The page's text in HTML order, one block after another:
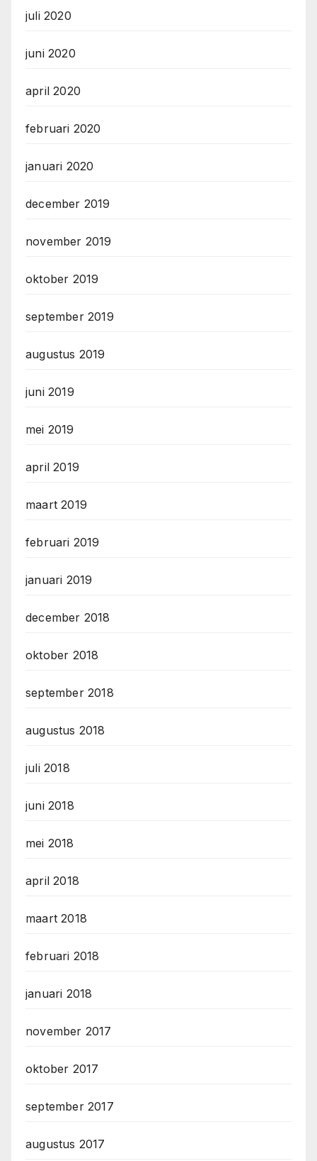
juli 2020
juni 2020
april 2020
februari 2020
januari 2020
december 2019
november 2019
oktober 2019
september 2019
augustus 2019
juni 2019
mei 2019
april 2019
maart 2019
februari 2019
januari 2019
december 2018
oktober 2018
september 2018
augustus 2018
juli 2018
juni 2018
mei 2018
april 2018
maart 2018
februari 2018
januari 2018
november 2017
oktober 2017
september 2017
augustus 2017